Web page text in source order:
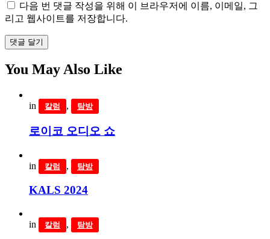
다음 번 댓글 작성을 위해 이 브라우저에 이름, 이메일, 그
리고 웹사이트를 저장합니다.
댓글 달기
You May Also Like
in 칼럼 , 탐방
로이코 오디오 쇼
in 칼럼 , 탐방
KALS 2024
in 칼럼 , 탐방